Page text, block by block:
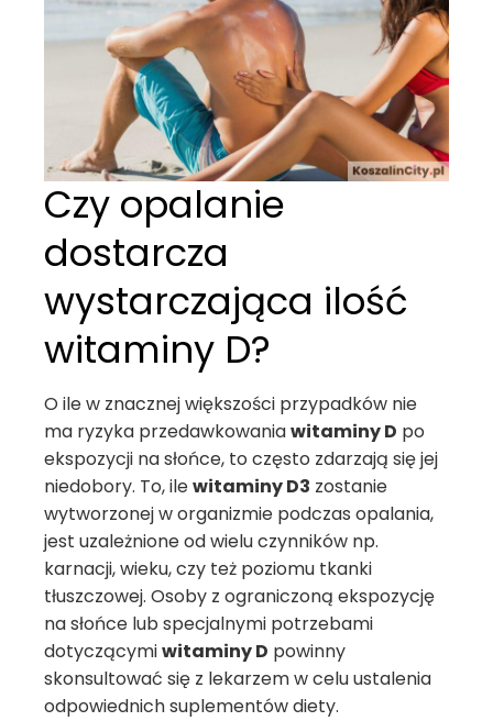
Czy opalanie
dostarcza
wystarczająca ilość
witaminy D?
O ile w znacznej większości przypadków nie
ma ryzyka przedawkowaniawitaminy D po
ekspozycji na słońce, to często zdarzają się jej
niedobory. To, ilewitaminy D3 zostanie
wytworzonej w organizmie podczas opalania,
jest uzależnione od wielu czynników np.
karnacji, wieku, czy też poziomu tkanki
tłuszczowej. Osoby z ograniczoną ekspozycję
na słońce lub specjalnymi potrzebami
dotyczącymiwitaminy D powinny
skonsultować się z lekarzem w celu ustalenia
odpowiednich suplementów diety.